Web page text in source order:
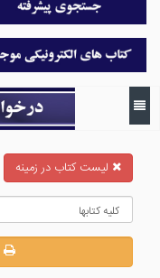
ليست كتاب در زمينه